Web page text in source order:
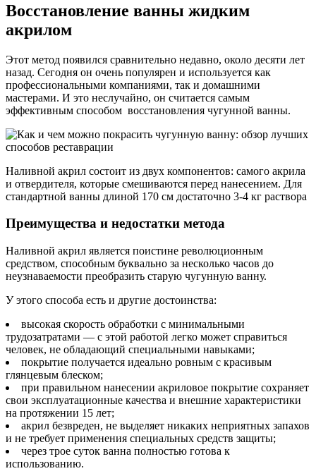
Восстановление ванны жидким
акрилом
Этот метод появился сравнительно недавно, около десяти лет
назад. Сегодня он очень популярен и используется как
профессиональными компаниями, так и домашними
мастерами. И это неслучайно, он считается самым
эффективным способом восстановления чугунной ванны.
Наливной акрил состоит из двух компонентов: самого акрила
и отвердителя, которые смешиваются перед нанесением. Для
стандартной ванны длиной 170 см достаточно 3-4 кг раствора
Преимущества и недостатки метода
Наливной акрил является поистине революционным
средством, способным буквально за несколько часов до
неузнаваемости преобразить старую чугунную ванну.
У этого способа есть и другие достоинства:
высокая скорость обработки с минимальными
трудозатратами — с этой работой легко может справиться
человек, не обладающий специальными навыками;
покрытие получается идеально ровным с красивым
глянцевым блеском;
при правильном нанесении акриловое покрытие сохраняет
свои эксплуатационные качества и внешние характеристики
на протяжении 15 лет;
акрил безвреден, не выделяет никаких неприятных запахов
и не требует применения специальных средств защиты;
через трое суток ванна полностью готова к
использованию.